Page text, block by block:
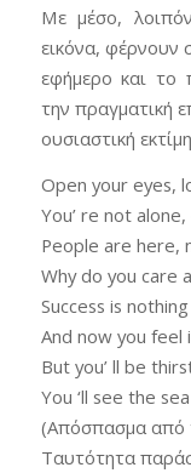
Με μέσο,
εικόνα, φέρνουν
εφήμερο και το
την πραγματική
ουσιαστική
Open your eyes,
You’ re not
People are here,
Why do you care
Success is
And now you feel
But you’ ll be
You ‘ll see the
(Απόσπασμα από
Ταυτότητα